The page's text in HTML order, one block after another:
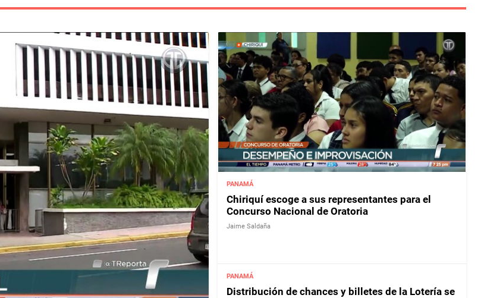
PANAMÁ
Chiriquí escoge a sus representantes para el
Concurso Nacional de Oratoria
Jaime Saldaña
PANAMÁ
Distribución de chances y billetes de la Lotería se